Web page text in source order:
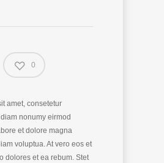
0
amet, consetetur
nonumy eirmod
et dolore magna
voluptua. At vero eos et
dolores et ea rebum. Stet